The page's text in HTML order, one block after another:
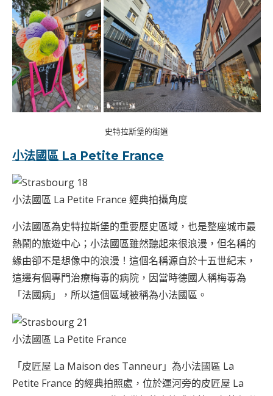
史特拉斯堡的街道
小法國區 La Petite France
小法國區 La Petite France 經典拍攝角度
小法國區為史特拉斯堡的重要歷史區域，也是整座城市最
熱鬧的旅遊中心；小法國區雖然聽起來很浪漫，但名稱的
緣由卻不是想像中的浪漫！這個名稱源自於十五世紀末，
這邊有個專門治療梅毒的病院，因當時德國人稱梅毒為
「法國病」，所以這個區域被稱為小法國區。
小法國區 La Petite France
「皮匠屋 La Maison des Tanneur」為小法國區 La
Petite France 的經典拍照處，位於運河旁的皮匠屋 La